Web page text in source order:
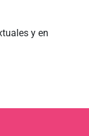
y en